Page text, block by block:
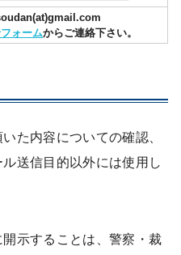
ォームからご連絡下さい。
た内容についての確認、
送信目的以外には使用し
示することは、警察・裁